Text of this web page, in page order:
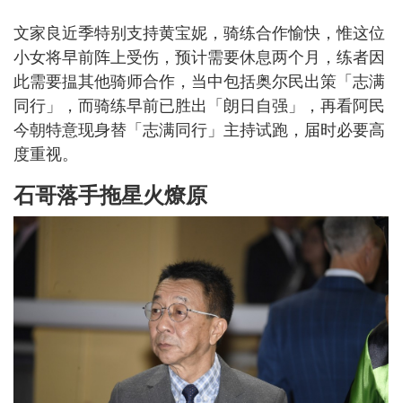
文家良近季特别支持黄宝妮，骑练合作愉快，惟这位
小女将早前阵上受伤，预计需要休息两个月，练者因
此需要揾其他骑师合作，当中包括奥尔民出策「志满
同行」，而骑练早前已胜出「朗日自强」，再看阿民
今朝特意现身替「志满同行」主持试跑，届时必要高
度重视。
石哥落手拖星火燎原